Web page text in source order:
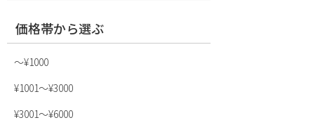
価格帯から選ぶ
〜¥1000
¥1001〜¥3000
¥3001〜¥6000